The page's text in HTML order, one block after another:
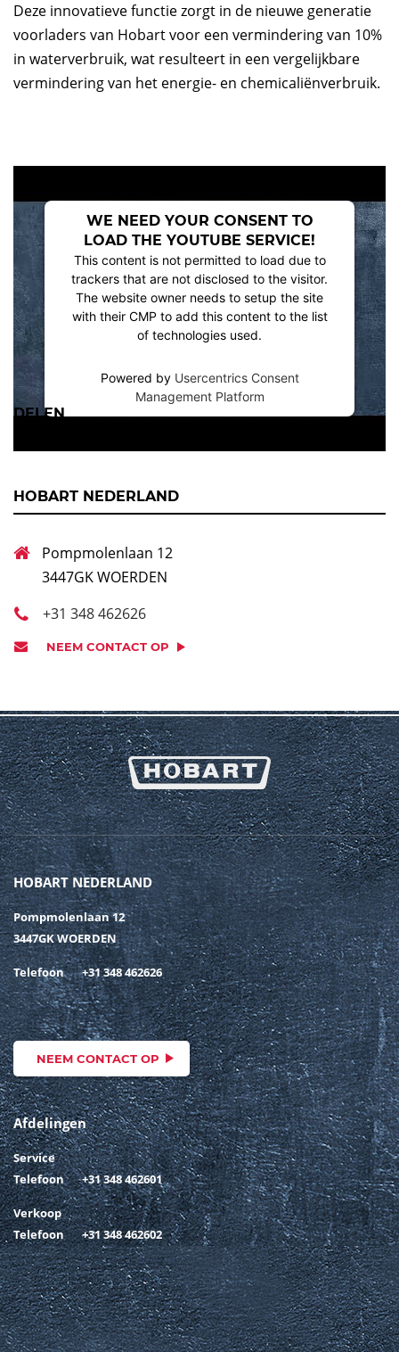
Deze innovatieve functie zorgt in de nieuwe generatie
voorladers van Hobart voor een vermindering van 10%
in waterverbruik, wat resulteert in een vergelijkbare
vermindering van het energie- en chemicaliënverbruik.
WE NEED YOUR CONSENT TO
LOAD THE YOUTUBE SERVICE!
This content is not permitted to load due to
trackers that are not disclosed to the visitor.
The website owner needs to setup the site
with their CMP to add this content to the list
of technologies used.
Powered by Usercentrics Consent
Management Platform
DELEN
HOBART NEDERLAND
Pompmolenlaan 12
3447GK WOERDEN
+31 348 462626
NEEM CONTACT OP
HOBART NEDERLAND
Pompmolenlaan 12
3447GK WOERDEN
Telefoon +31 348 462626
NEEM CONTACT OP
Afdelingen
Service
Telefoon
+31 348 462601
Verkoop
Telefoon
+31 348 462602